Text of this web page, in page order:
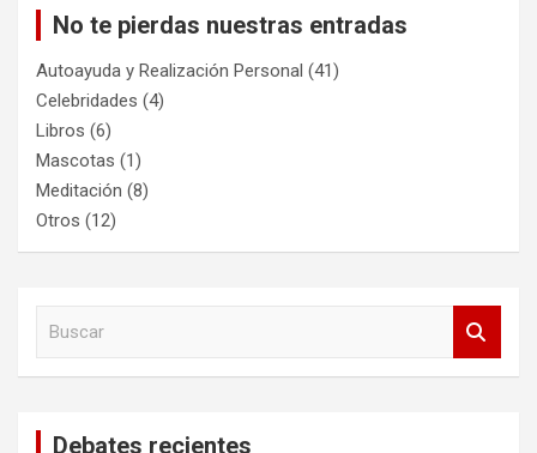
No te pierdas nuestras entradas
Autoayuda y Realización Personal (41)
Celebridades (4)
Libros (6)
Mascotas (1)
Meditación (8)
Otros (12)
Debates recientes